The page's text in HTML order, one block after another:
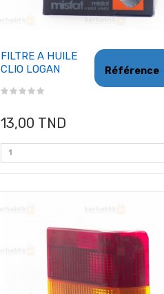
Référence
FILTRE A HUILE
CLIO LOGAN
13,00 TND